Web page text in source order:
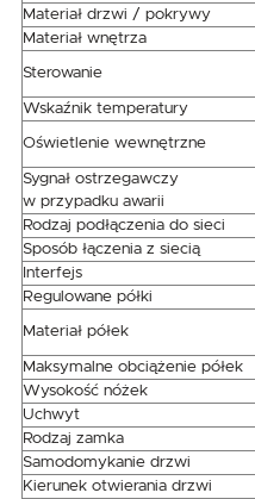
Materiał drzwi / pokrywy
Materiał wnętrza
Sterowanie
Wskaźnik temperatury
Oświetlenie wewnętrzne
Sygnał ostrzegawczy
w przypadku awarii
Rodzaj podłączenia do sieci
Sposób łączenia z siecią
Interfejs
Regulowane półki
Materiał półek
Maksymalne obciążenie półek
Wysokość nóżek
Uchwyt
Rodzaj zamka
Samodomykanie drzwi
Kierunek otwierania drzwi